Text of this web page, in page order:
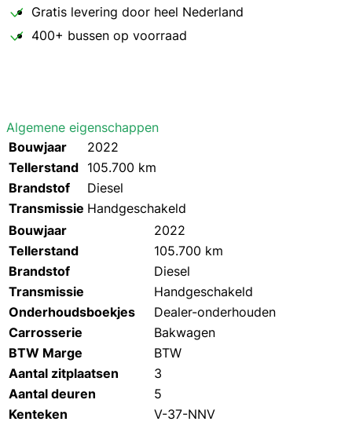
Algemene eigenschappen
Bouwjaar
2022
Tellerstand 105.700 km
Brandstof
Diesel
Transmissie Handgeschakeld
Bouwjaar
2022
Tellerstand
105.700 km
Brandstof
Diesel
Transmissie
Handgeschakeld
Onderhoudsboekjes
Dealer-onderhouden
Carrosserie
Bakwagen
BTW Marge
BTW
Aantal zitplaatsen
3
Aantal deuren
5
Kenteken
V-37-NNV
Gratis levering door heel Nederland
400+ bussen op voorraad